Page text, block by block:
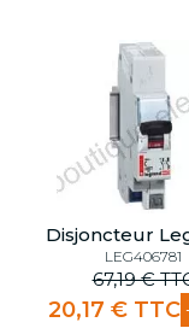
LEG406781
67,19 €
20,17 € TTC